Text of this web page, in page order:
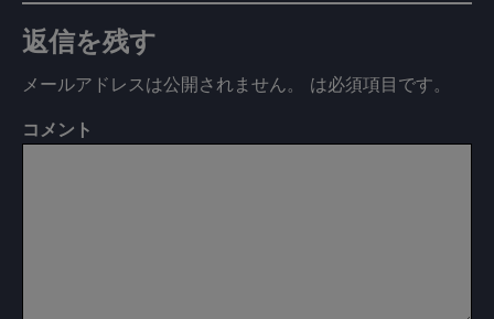
返信を残す
メールアドレスは公開されません。 は必須項目です。
コメント